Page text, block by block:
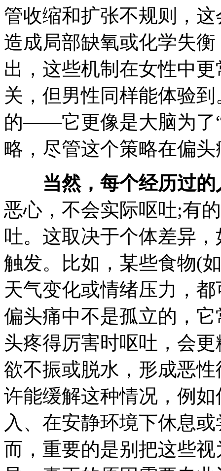
管收缩和扩张不规则，
造成局部缺氧或化学失
出，这些机制在女性中
关，但男性同样能体验
的——它更像是大脑为了
略，尽管这个策略在偏
当然，每个经历过
恶心，不会实际呕吐;有
吐。这取决于个体差异
触发。比如，某些食物(
天气变化或情绪压力，
偏头痛中不是孤立的，
头疼得厉害时呕吐，会
欲不振或脱水，形成恶
许能缓解这种情况，例
入、在安静环境下休息
而，重要的是别把这些